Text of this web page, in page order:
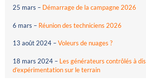
25 mars – Démarrage de la campagne 2026
6 mars – Réunion des techniciens 2026
13 août 2024 –Voleurs de nuages ?
18 mars 2024 – Les générateurs contrôlés à
d’expérimentation sur le terrain